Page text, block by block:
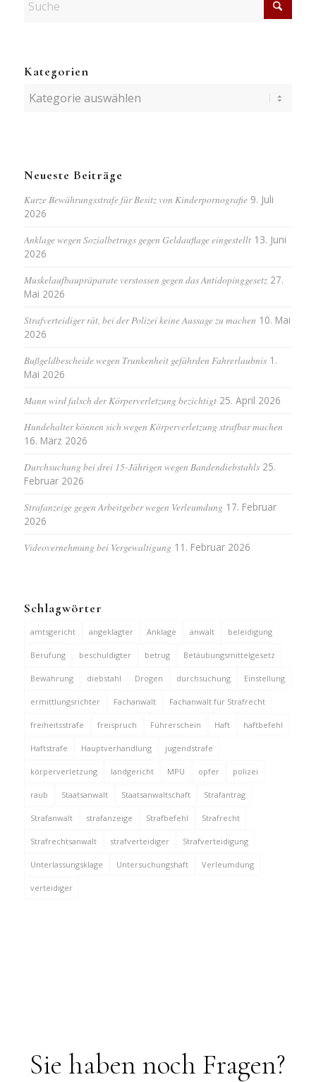
Kategorien
Kategorien
Neueste Beiträge
Kurze Bewährungsstrafe für Besitz von Kinderpornografie 9. Juli
2026
Anklage wegen Sozialbetrugs gegen Geldauflage eingestellt 13. Juni
2026
Muskelaufbaupräparate verstossen gegen das Antidopinggesetz 27.
Mai 2026
Strafverteidiger rät, bei der Polizei keine Aussage zu machen 10. Mai
2026
Bußgeldbescheide wegen Trunkenheit gefährden Fahrerlaubnis 1.
Mai 2026
Mann wird falsch der Körperverletzung bezichtigt 25. April 2026
Hundehalter können sich wegen Körperverletzung strafbar machen
16. März 2026
Durchsuchung bei drei 15-Jährigen wegen Bandendiebstahls 25.
Februar 2026
Strafanzeige gegen Arbeitgeber wegen Verleumdung 17. Februar
2026
Videovernehmung bei Vergewaltigung 11. Februar 2026
Schlagwörter
amtsgericht angeklagter Anklage anwalt beleidigung
Berufung beschuldigter betrug Betäubungsmittelgesetz
Bewährung diebstahl Drogen durchsuchung Einstellung
ermittlungsrichter Fachanwalt Fachanwalt für Strafrecht
freiheitsstrafe freispruch Führerschein Haft haftbefehl
Haftstrafe Hauptverhandlung jugendstrafe
körperverletzung landgericht MPU opfer polizei
raub Staatsanwalt Staatsanwaltschaft Strafantrag
Strafanwalt strafanzeige Strafbefehl Strafrecht
Strafrechtsanwalt strafverteidiger Strafverteidigung
Unterlassungsklage Untersuchungshaft Verleumdung
verteidiger
Sie haben noch Fragen?